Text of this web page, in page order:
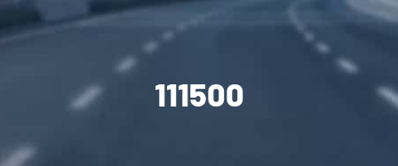
ACCUEIL
ENTRETIEN / MÉCANIQUE
CARROSSERIE / VITRAGE
111500